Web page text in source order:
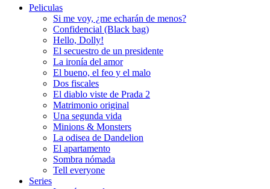
Peliculas
Si me voy, ¿me echarán de menos?
Confidencial (Black bag)
Hello, Dolly!
El secuestro de un presidente
La ironía del amor
El bueno, el feo y el malo
Dos fiscales
El diablo viste de Prada 2
Matrimonio original
Una segunda vida
Minions & Monsters
La odisea de Dandelion
El apartamento
Sombra nómada
Tell everyone
Series